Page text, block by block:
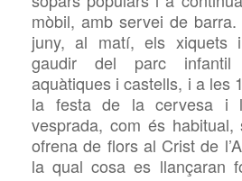
mòbil, amb servei de
juny, al matí, els xiquets
gaudir del parc infantil
aquàtiques i castells, i a les
la festa de la cervesa i
vesprada, com és habitual,
ofrena de flors al Crist de
la qual cosa es llançaran